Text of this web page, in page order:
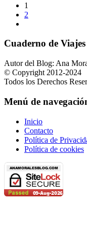
1
2
Cuaderno de Viajes
Autor del Blog: Ana
© Copyright 2012-2024
Todos los Derechos
Menú de
Inicio
Contacto
Política de
Política de cookies